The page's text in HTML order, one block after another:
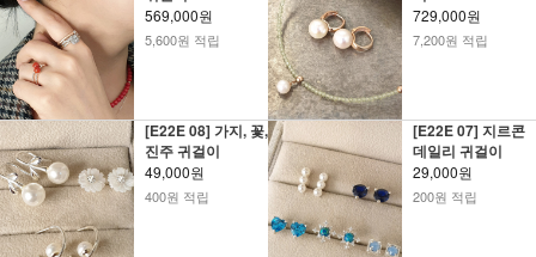
569,000원
5,600원 적립
729,000원
7,200원 적립
[E22E 08] 가지, 꽃,
진주 귀걸이
49,000원
400원 적립
[E22E 07] 지르콘
데일리 귀걸이
29,000원
200원 적립